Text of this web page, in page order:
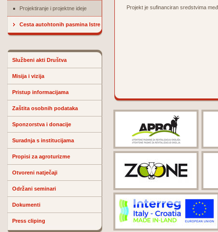
Projektiranje i projektne ideje
Cesta autohtonih pasmina Istre
Službeni akti Društva
Misija i vizija
Pristup informacijama
Zaštita osobnih podataka
Sponzorstva i donacije
Suradnja s institucijama
Propisi za agroturizme
Otvoreni natječaji
Održani seminari
Dokumenti
Press cliping
Projekt je sufinanciran sredstvima